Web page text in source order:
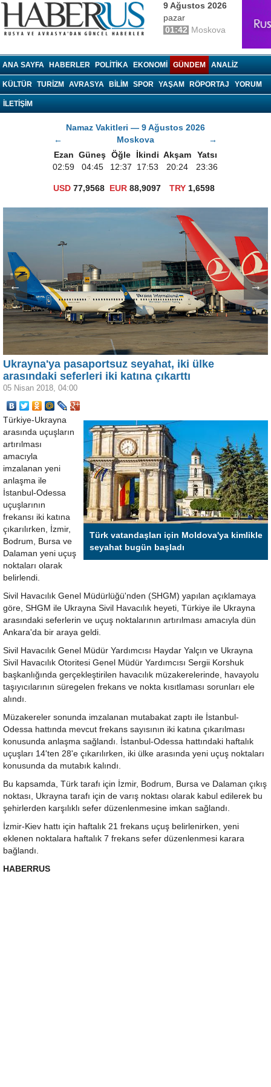
9 Ağustos 2026
pazar
01:42 Moskova
ANA SAYFA HABERLER POLITIKA EKONOMI GÜNDEM ANALIZ
KÜLTÜR TURIZM AVRASYA BILIM SPOR YAŞAM RÖPORTAJ YORUM
İLETİŞİM
Namaz Vakitleri — 9 Ağustos 2026
←
Moskova
→
Ezan Güneş Öğle İkindi Akşam
Yatsı
02:59
04:45 12:37 17:53 20:24 23:36
USD 77,9568 EUR 88,9097 TRY1,6598
← →
Ukrayna'ya pasaportsuz seyahat, iki ülke
arasındaki seferleri iki katına çıkarttı
05 Nisan 2018, 04:00
Türk vatandaşları için Moldova'ya kimlikle
seyahat bugün başladı
Türkiye-Ukrayna
arasında uçuşların
artırılması
amacıyla
imzalanan yeni
anlaşma ile
İstanbul-Odessa
uçuşlarının
frekansı iki katına
çıkarılırken, İzmir,
Bodrum, Bursa ve
Dalaman yeni uçuş
noktaları olarak
belirlendi.
Sivil Havacılık Genel Müdürlüğü'nden (SHGM) yapılan açıklamaya
göre, SHGM ile Ukrayna Sivil Havacılık heyeti, Türkiye ile Ukrayna
arasındaki seferlerin ve uçuş noktalarının artırılması amacıyla dün
Ankara'da bir araya geldi.
Sivil Havacılık Genel Müdür Yardımcısı Haydar Yalçın ve Ukrayna
Sivil Havacılık Otoritesi Genel Müdür Yardımcısı Sergii Korshuk
başkanlığında gerçekleştirilen havacılık müzakerelerinde, havayolu
taşıyıcılarının süregelen frekans ve nokta kısıtlaması sorunları ele
alındı.
Müzakereler sonunda imzalanan mutabakat zaptı ile İstanbul-
Odessa hattında mevcut frekans sayısının iki katına çıkarılması
konusunda anlaşma sağlandı. İstanbul-Odessa hattındaki haftalık
uçuşları 14'ten 28'e çıkarılırken, iki ülke arasında yeni uçuş noktaları
konusunda da mutabık kalındı.
Bu kapsamda, Türk tarafı için İzmir, Bodrum, Bursa ve Dalaman çıkış
noktası, Ukrayna tarafı için de varış noktası olarak kabul edilerek bu
şehirlerden karşılıklı sefer düzenlenmesine imkan sağlandı.
İzmir-Kiev hattı için haftalık 21 frekans uçuş belirlenirken, yeni
eklenen noktalara haftalık 7 frekans sefer düzenlenmesi karara
bağlandı.
HABERRUS